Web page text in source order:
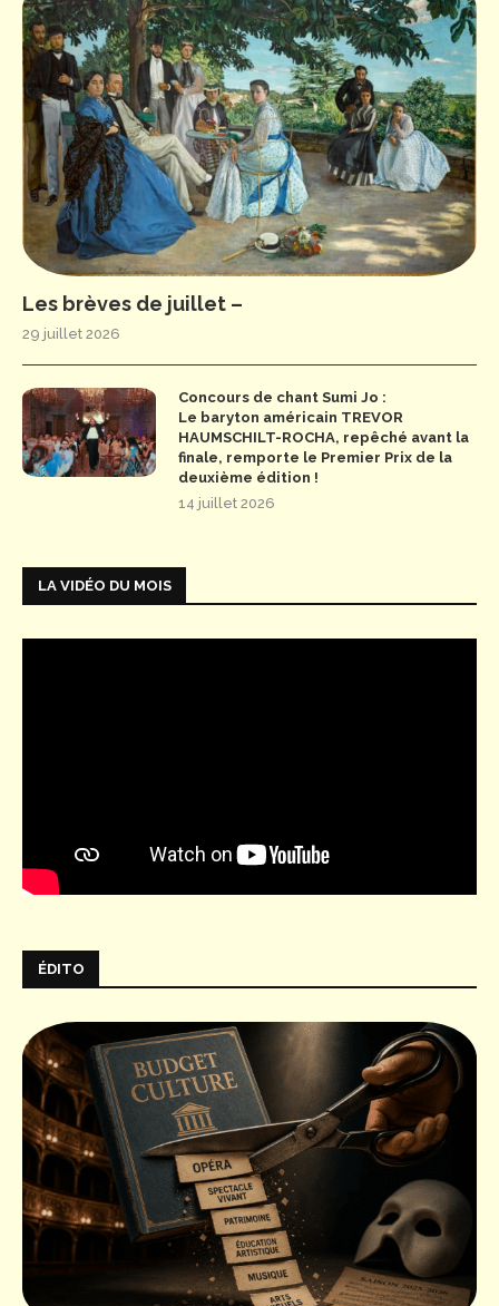
Les brèves de juillet –
29 juillet 2026
Concours de chant Sumi Jo :
Le baryton américain TREVOR
HAUMSCHILT-ROCHA, repêché avant la
finale, remporte le Premier Prix de la
deuxième édition !
14 juillet 2026
LA VIDÉO DU MOIS
ÉDITO